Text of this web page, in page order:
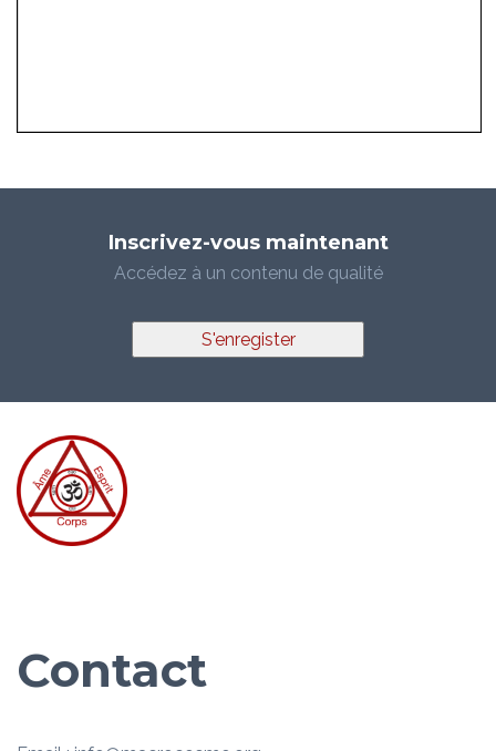
Inscrivez-vous maintenant
Accédez à un contenu de qualité
S'enregister
Contact